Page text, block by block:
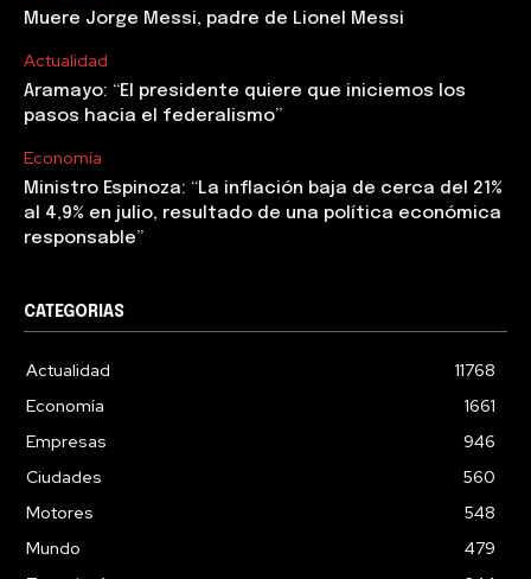
Muere Jorge Messi, padre de Lionel Messi
Actualidad
Aramayo: “El presidente quiere que iniciemos los
pasos hacia el federalismo”
Economía
Ministro Espinoza: “La inflación baja de cerca del 21%
al 4,9% en julio, resultado de una política económica
responsable”
CATEGORIAS
Actualidad
11768
Economía
1661
Empresas
946
Ciudades
560
Motores
548
Mundo
479